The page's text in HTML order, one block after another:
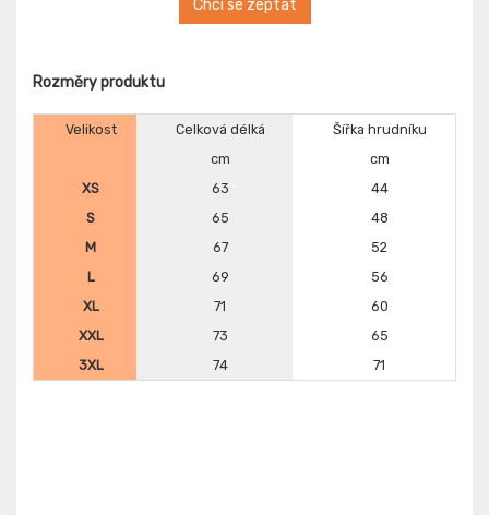
Chci se zeptat
Rozměry produktu
Velikost Celková délká
Šířka hrudníku
cm
cm
XS
63
44
S
65
48
M
67
52
L
69
56
XL
71
60
XXL
73
65
3XL
74 71